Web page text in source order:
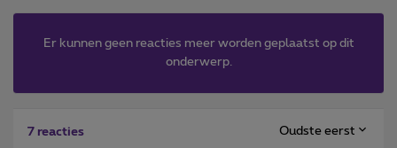
Er kunnen geen reacties meer worden geplaatst op dit
onderwerp.
7 reacties Oudste eerst